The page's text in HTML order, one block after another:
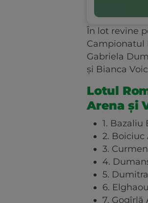
În lot revine
Campionatul
Gabriela
și Bianca
Lotul
Arena și
1. Bazaliu
2. Boiciuc
3.
4.
5.
6.
7. Gogîrlă